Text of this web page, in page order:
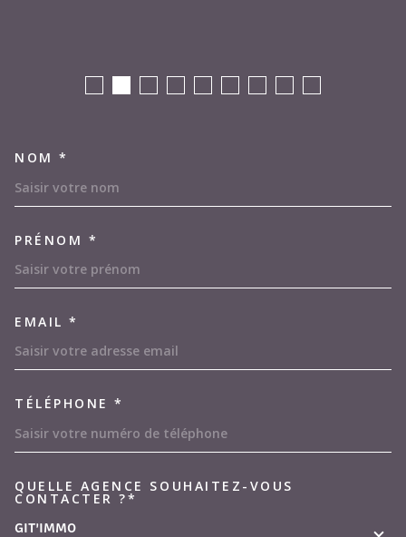
NOM *
PRÉNOM *
EMAIL *
TÉLÉPHONE *
QUELLE AGENCE SOUHAITEZ-VOUS
CONTACTER ?*
GIT'IMMO